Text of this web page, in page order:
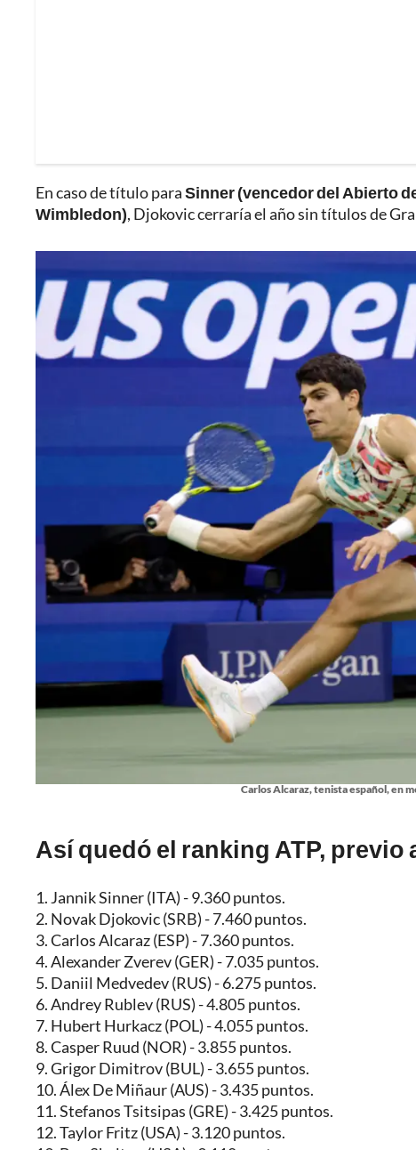
En caso de título paraSinner (vencedor del Abierto
Wimbledon), Djokovic cerraría el año sin títulos de
Carlos Alcaraz, tenista español, en
Así quedó el ranking ATP, previo
1. Jannik Sinner (ITA) - 9.360 puntos.
2. Novak Djokovic (SRB) - 7.460 puntos.
3. Carlos Alcaraz (ESP) - 7.360 puntos.
4. Alexander Zverev (GER) - 7.035 puntos.
5. Daniil Medvedev (RUS) - 6.275 puntos.
6. Andrey Rublev (RUS) - 4.805 puntos.
7. Hubert Hurkacz (POL) - 4.055 puntos.
8. Casper Ruud (NOR) - 3.855 puntos.
9. Grigor Dimitrov (BUL) - 3.655 puntos.
10. Álex De Miñaur (AUS) - 3.435 puntos.
11. Stefanos Tsitsipas (GRE) - 3.425 puntos.
12. Taylor Fritz (USA) - 3.120 puntos.